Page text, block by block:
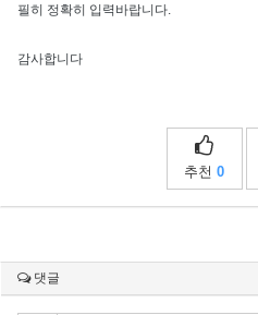
필히 정확히 입력바랍니다.
감사합니다
추천 0
댓글